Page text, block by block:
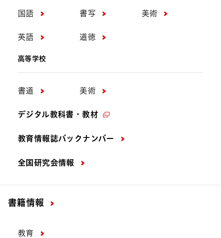
国語 書写 美術
英語 道徳
高等学校
書道 美術
デジタル教科書・教材
教育情報誌バックナンバー
全国研究会情報
書籍情報
教育